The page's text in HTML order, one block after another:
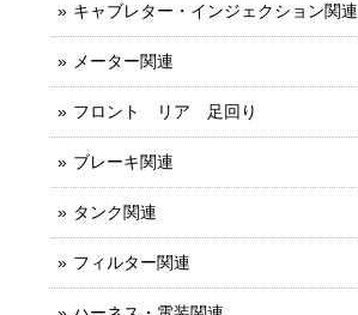
キャブレター・インジェクション関連
メーター関連
フロント リア 足回り
ブレーキ関連
タンク関連
フィルター関連